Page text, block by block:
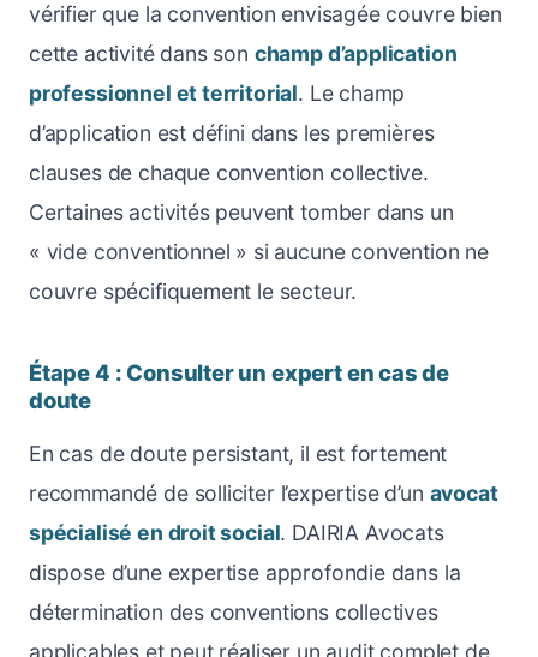
vérifier que la convention envisagée couvre bien
cette activité dans son champ d’application
professionnel et territorial. Le champ
d’application est défini dans les premières
clauses de chaque convention collective.
Certaines activités peuvent tomber dans un
« vide conventionnel » si aucune convention ne
couvre spécifiquement le secteur.
Étape 4 : Consulter un expert en cas de
doute
En cas de doute persistant, il est fortement
recommandé de solliciter l’expertise d’un avocat
spécialisé en droit social. DAIRIA Avocats
dispose d’une expertise approfondie dans la
détermination des conventions collectives